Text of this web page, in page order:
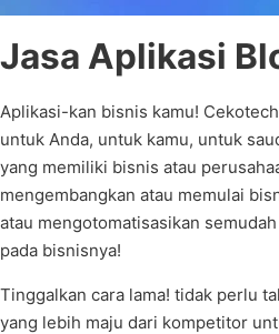
Jasa Aplikasi
Aplikasi-kan bisnis kamu!
untuk Anda, untuk kamu, untuk
yang memiliki bisnis atau
mengembangkan atau memulai
atau mengotomatisasikan
pada bisnisnya!
Tinggalkan cara lama! tidak perlu
yang lebih maju dari kompetitor